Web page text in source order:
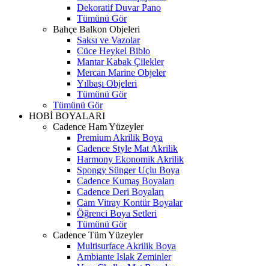
Dekoratif Duvar Pano
Tümünü Gör
Bahçe Balkon Objeleri
Saksı ve Vazolar
Cüce Heykel Biblo
Mantar Kabak Çilekler
Mercan Marine Objeler
Yılbaşı Objeleri
Tümünü Gör
Tümünü Gör
HOBİ BOYALARI
Cadence Ham Yüzeyler
Premium Akrilik Boya
Cadence Style Mat Akrilik
Harmony Ekonomik Akrilik
Spongy Sünger Uçlu Boya
Cadence Kumaş Boyaları
Cadence Deri Boyaları
Cam Vitray Kontür Boyalar
Öğrenci Boya Setleri
Tümünü Gör
Cadence Tüm Yüzeyler
Multisurface Akrilik Boya
Ambiante Islak Zeminler